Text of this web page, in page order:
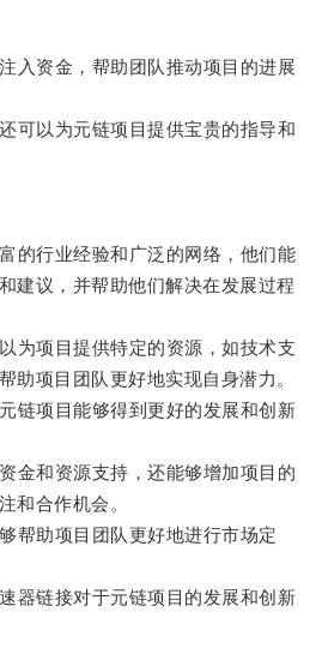
资金，帮助团队推动项目的进展
以为元链项目提供宝贵的指导和
行业经验和广泛的网络，他们能
建议，并帮助他们解决在发展过程
项目提供特定的资源，如技术支
助项目团队更好地实现自身潜力。
项目能够得到更好的发展和创新
和资源支持，还能够增加项目的
和合作机会。
助项目团队更好地进行市场定
链接对于元链项目的发展和创新